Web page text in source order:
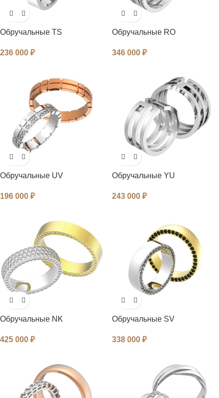
Обручальные TS
236 000 ₽
Обручальные RO
346 000 ₽
Обручальные UV
196 000 ₽
Обручальные YU
243 000 ₽
Обручальные NK
425 000 ₽
Обручальные SV
338 000 ₽